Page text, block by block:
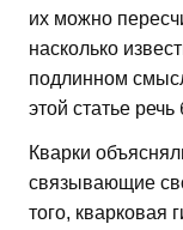
их можно
насколько
подлинном
этой статье
Кварки
связывающие
того, кварковая